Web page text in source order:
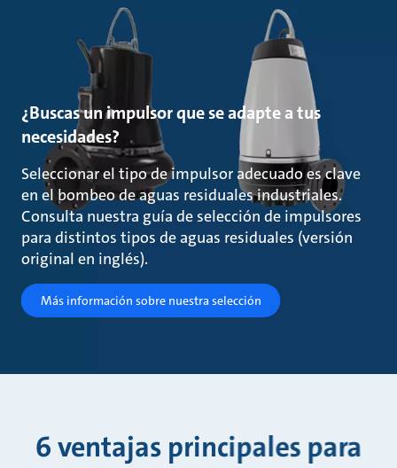
¿Buscas un impulsor que se adapte a tus
necesidades?
Seleccionar el tipo de impulsor adecuado es clave
en el bombeo de aguas residuales industriales.
Consulta nuestra guía de selección de impulsores
para distintos tipos de aguas residuales (versión
original en inglés).
Más información sobre nuestra selección
6 ventajas principales para